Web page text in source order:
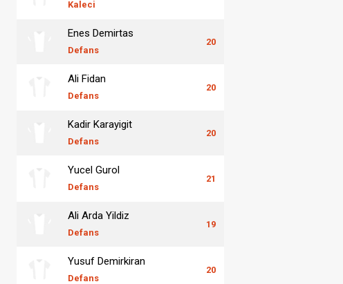
Kaleci
Enes Demirtas
Defans
20
Ali Fidan
Defans
20
Kadir Karayigit
Defans
20
Yucel Gurol
Defans
21
Ali Arda Yildiz
Defans
19
Yusuf Demirkiran
Defans
20